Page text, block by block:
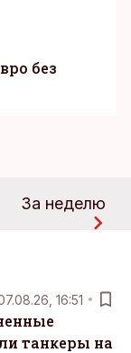
без
За неделю
16:51
танкеры на